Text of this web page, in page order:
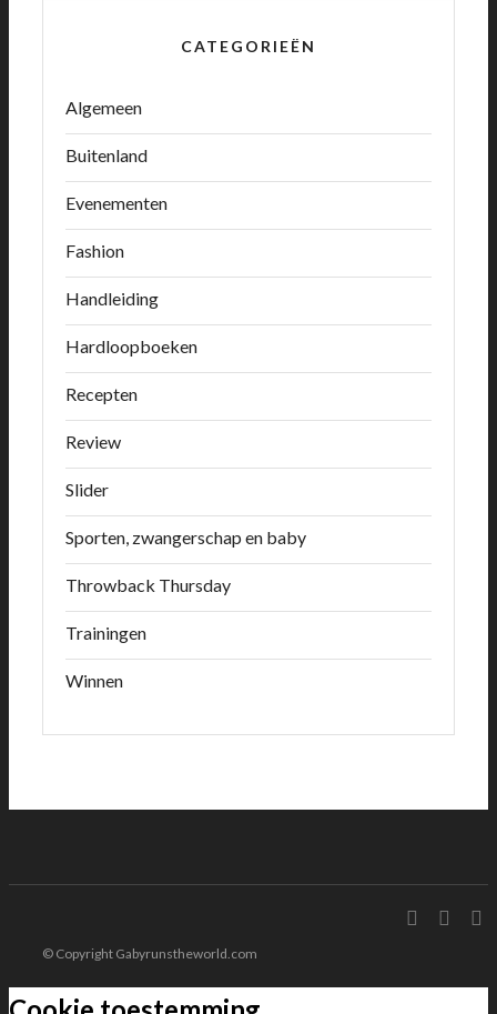
CATEGORIEËN
Algemeen
Buitenland
Evenementen
Fashion
Handleiding
Hardloopboeken
Recepten
Review
Slider
Sporten, zwangerschap en baby
Throwback Thursday
Trainingen
Winnen
© Copyright Gabyrunstheworld.com